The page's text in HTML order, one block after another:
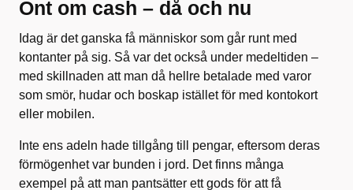
Ont om cash – då och nu
Idag är det ganska få människor som går runt med
kontanter på sig. Så var det också under medeltiden –
med skillnaden att man då hellre betalade med varor
som smör, hudar och boskap istället för med kontokort
eller mobilen.
Inte ens adeln hade tillgång till pengar, eftersom deras
förmögenhet var bunden i jord. Det finns många
exempel på att man pantsätter ett gods för att få